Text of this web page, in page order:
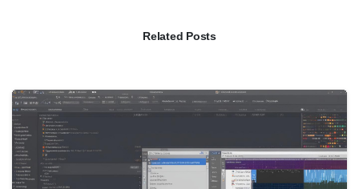
Related Posts